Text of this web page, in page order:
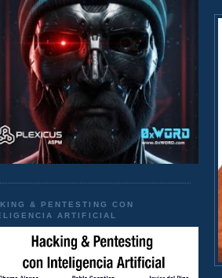
& PENTESTING CON
ARTIFICIAL